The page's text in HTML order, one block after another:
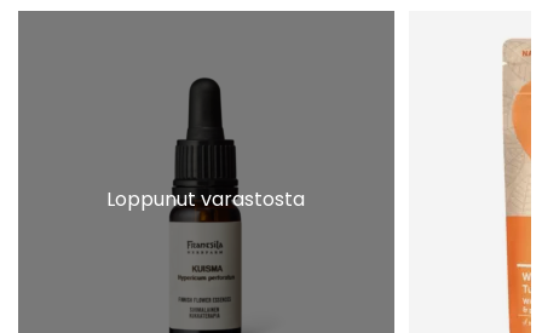
Loppunut varastosta